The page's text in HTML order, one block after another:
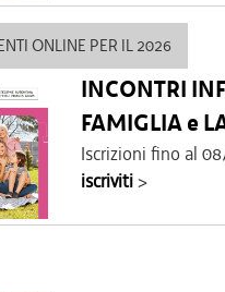
ONLINE PER IL 2026
INCONTRI
FAMIGLIA e
Iscrizioni fino al
iscriviti>